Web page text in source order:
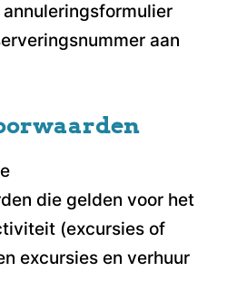
aan
die gelden voor het
(excursies of
excursies en verhuur